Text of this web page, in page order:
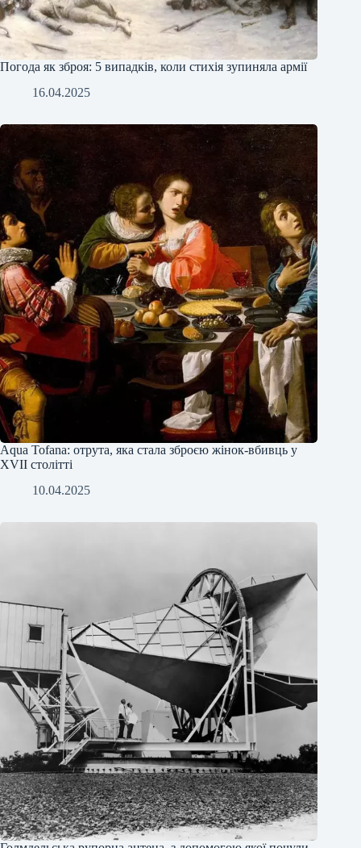
Погода як зброя: 5 випадків, коли стихія зупиняла армії
16.04.2025
Аqua Tofana: отрута, яка стала зброєю жінок-вбивць у
XVII столітті
10.04.2025